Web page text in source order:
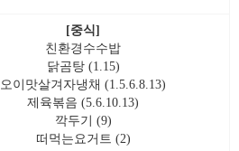
[중식]
친환경수수밥
닭곰탕 (1.15)
오이맛살겨자냉채 (1.5.6.8.13)
제육볶음 (5.6.10.13)
깍두기 (9)
떠먹는요거트 (2)